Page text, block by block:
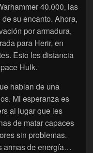
40.000, las
su encanto. Ahora,
por armadura,
para Herir, en
Esto les distancia
Hulk.
hablan de una
Mi esperanza es
al lugar que les
de matar capaces
sin problemas.
armas de energía…